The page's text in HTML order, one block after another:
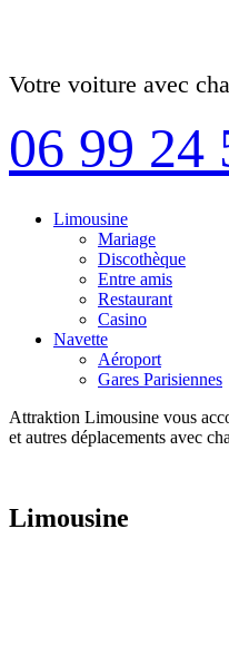
Votre voiture avec
06 99 24
Limousine
Mariage
Discothèque
Entre amis
Restaurant
Casino
Navette
Aéroport
Gares Parisiennes
Attraktion Limousine vous
et autres déplacements avec
Limousine